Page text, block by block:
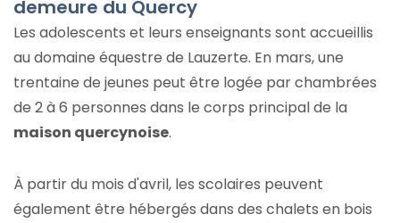
demeure du Quercy
Les adolescents et leurs enseignants sont accueillis
au domaine équestre de Lauzerte. En mars, une
trentaine de jeunes peut être logée par chambrées
de 2 à 6 personnes dans le corps principal de la
maison quercynoise.
À partir du mois d'avril, les scolaires peuvent
également être hébergés dans des chalets en bois